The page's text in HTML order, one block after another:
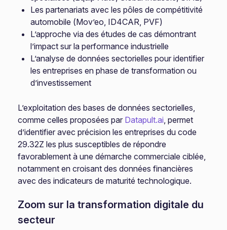
Les partenariats avec les pôles de compétitivité
automobile (Mov’eo, ID4CAR, PVF)
L’approche via des études de cas démontrant
l’impact sur la performance industrielle
L’analyse de données sectorielles pour identifier
les entreprises en phase de transformation ou
d’investissement
L’exploitation des bases de données sectorielles,
comme celles proposées par Datapult.ai, permet
d’identifier avec précision les entreprises du code
29.32Z les plus susceptibles de répondre
favorablement à une démarche commerciale ciblée,
notamment en croisant des données financières
avec des indicateurs de maturité technologique.
Zoom sur la transformation digitale du
secteur